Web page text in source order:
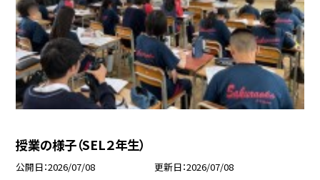
授業の様子（SEL２年生）
公開日 2026/07/08 更新日 2026/07/08